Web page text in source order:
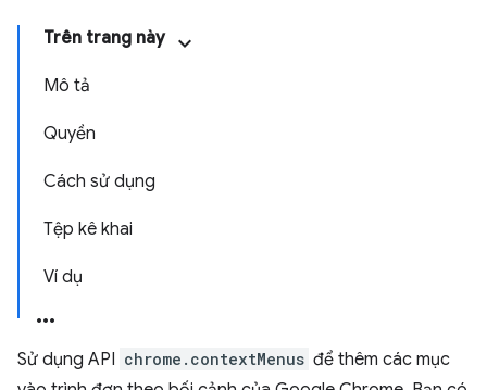
Trên trang này
Mô tả
Quyền
Cách sử dụng
Tệp kê khai
Ví dụ
Sử dụng API chrome.contextMenus để thêm các mục